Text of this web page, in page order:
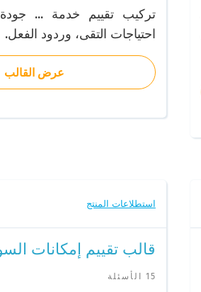
تركيب تقييم خدمة ...
احتياجات التقى، وردود الفعل.
عرض القالب
استطلاعات المنتج
قالب تقييم إمكانات
15 الأسئلة